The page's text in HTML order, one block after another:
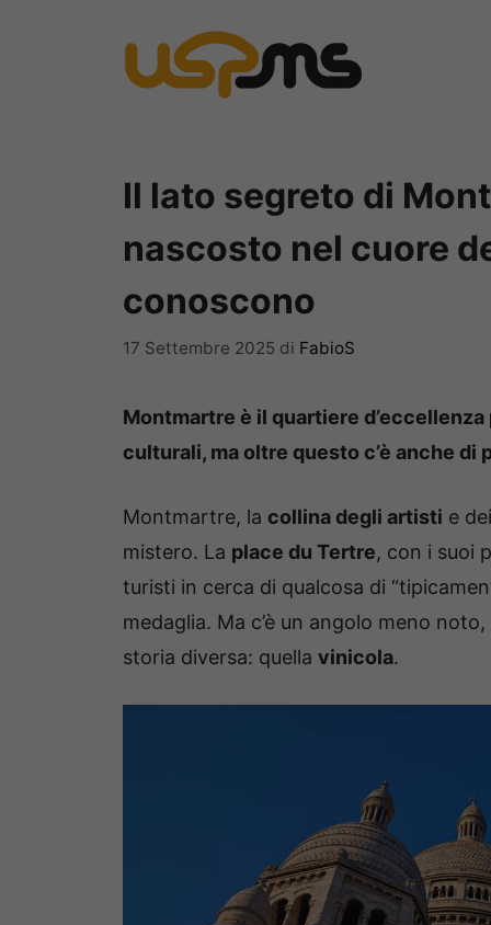
Il lato segreto di
nascosto nel cuore
conoscono
17 Settembre 2025 di FabioS
Montmartre è il quartiere
culturali, ma oltre questo c’è anche
Montmartre, la collina degli artisti e
mistero. La place du Tertre, con i suoi
turisti in cerca di qualcosa di
medaglia. Ma c’è un angolo meno
storia diversa: quella vinicola.